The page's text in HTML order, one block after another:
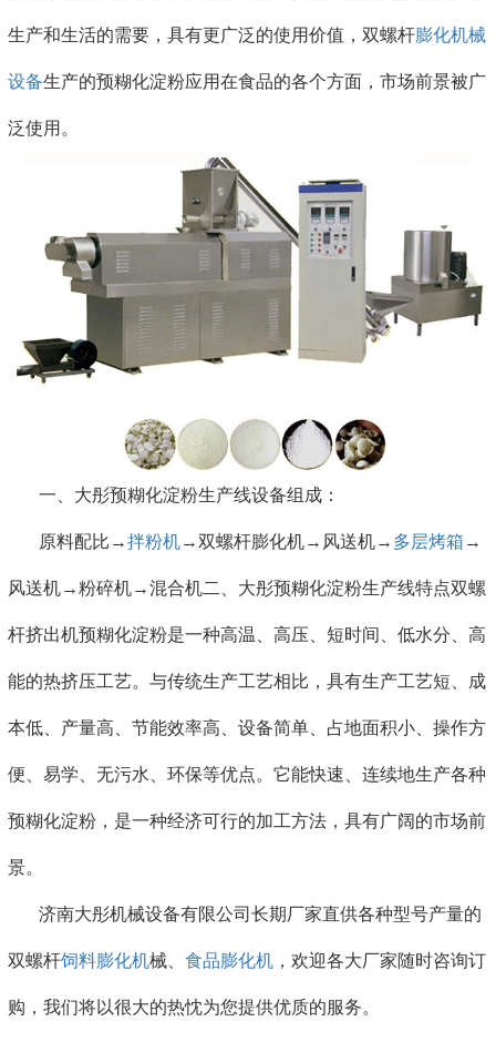
生产和生活的需要，具有更广泛的使用价值，双螺杆膨化机械
设备生产的预糊化淀粉应用在食品的各个方面，市场前景被广
泛使用。
一、大彤预糊化淀粉生产线设备组成：
原料配比→拌粉机→双螺杆膨化机→风送机→ 多层烤箱 →
风送机→粉碎机→混合机二、大彤预糊化淀粉生产线特点双螺
杆挤出机预糊化淀粉是一种高温、高压、短时间、低水分、高
能的热挤压工艺。与传统生产工艺相比，具有生产工艺短、成
本低、产量高、节能效率高、设备简单、占地面积小、操作方
便、易学、无污水、环保等优点。它能快速、连续地生产各种
预糊化淀粉，是一种经济可行的加工方法，具有广阔的市场前
景。
济南大彤机械设备有限公司长期厂家直供各种型号产量的
双螺杆饲料膨化机械、 食品膨化机 ，欢迎各大厂家随时咨询订
购，我们将以很大的热忱为您提供优质的服务。